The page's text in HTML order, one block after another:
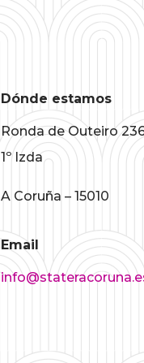
Dónde estamos
Ronda de Outeiro
1º Izda
A Coruña – 15010
Email